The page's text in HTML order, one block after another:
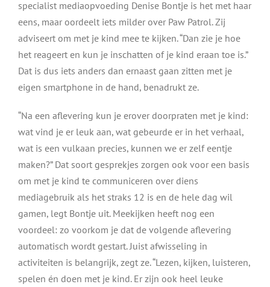
specialist mediaopvoeding Denise Bontje is het met haar
eens, maar oordeelt iets milder over Paw Patrol. Zij
adviseert om met je kind mee te kijken. “Dan zie je hoe
het reageert en kun je inschatten of je kind eraan toe is.”
Dat is dus iets anders dan ernaast gaan zitten met je
eigen smartphone in de hand, benadrukt ze.
“Na een aflevering kun je erover doorpraten met je kind:
wat vind je er leuk aan, wat gebeurde er in het verhaal,
wat is een vulkaan precies, kunnen we er zelf eentje
maken?” Dat soort gesprekjes zorgen ook voor een basis
om met je kind te communiceren over diens
mediagebruik als het straks 12 is en de hele dag wil
gamen, legt Bontje uit. Meekijken heeft nog een
voordeel: zo voorkom je dat de volgende aflevering
automatisch wordt gestart. Juist afwisseling in
activiteiten is belangrijk, zegt ze. “Lezen, kijken, luisteren,
spelen én doen met je kind. Er zijn ook heel leuke